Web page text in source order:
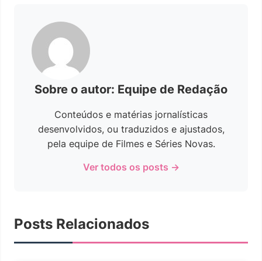
Sobre o autor: Equipe de Redação
Conteúdos e matérias jornalísticas
desenvolvidos, ou traduzidos e ajustados,
pela equipe de Filmes e Séries Novas.
Ver todos os posts →
Posts Relacionados